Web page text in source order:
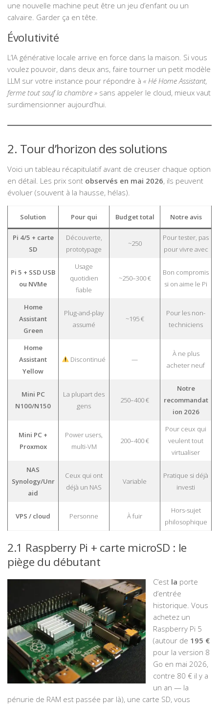
une nouvelle machine peut être un jeu d’enfant ou un
calvaire. Garder ça en tête.
Évolutivité
L’IA générative locale arrive en force dans la maison. Si vous
voulez pouvoir, dans deux ans, faire tourner un petit modèle
LLM sur votre instance pour répondre à « Hé Home Assistant,
ferme tout sauf la chambre » sans appeler le cloud, mieux vaut
surdimensionner aujourd’hui.
2. Tour d’horizon des solutions
Voici un tableau récapitulatif avant de creuser chaque option
en détail. Les prix sont observés en mai 2026, ils peuvent
évoluer (souvent à la hausse, hélas).
Solution Pour qui Budget total Notre avis
Pi 4/5 + carte
SD
Découverte,
prototypage
~250
Pour tester, pas
pour vivre avec
Pi 5 + SSD USB
ou NVMe
Usage
quotidien
fiable
~250–300 €
Bon compromis
si on aime le Pi
Home
Assistant
Green
Plug-and-play
assumé
~195 €
Pour les non-
techniciens
Home
Assistant
Yellow
Discontinué —
À ne plus
acheter neuf
Mini PC
N100/N150
La plupart des
gens
250–400 €
Notre
recommandat
ion 2026
Mini PC +
Proxmox
Power users,
multi-VM
200–400 €
Pour ceux qui
veulent tout
virtualiser
NAS
Synology/Unr
aid
Ceux qui ont
déjà un NAS
Variable
Pratique si déjà
investi
VPS / cloud Personne À fuir
Hors-sujet
philosophique
2.1 Raspberry Pi + carte microSD : le
piège du débutant
C’est la porte
d’entrée
historique. Vous
achetez un
Raspberry Pi 5
(autour de 195 €
pour la version 8
Go en mai 2026,
contre 80 € il y a
un an — la
pénurie de RAM est passée par là), une carte SD, vous